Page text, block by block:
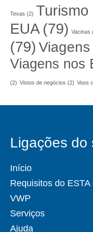
Texas (2) Turismo
EUA(79) Vacinas
(79)
Viagens nos
(2) Vistos de negócios (2) Voos
Ligações do
Início
Requisitos do ESTA
VWP
Serviços
Ajuda